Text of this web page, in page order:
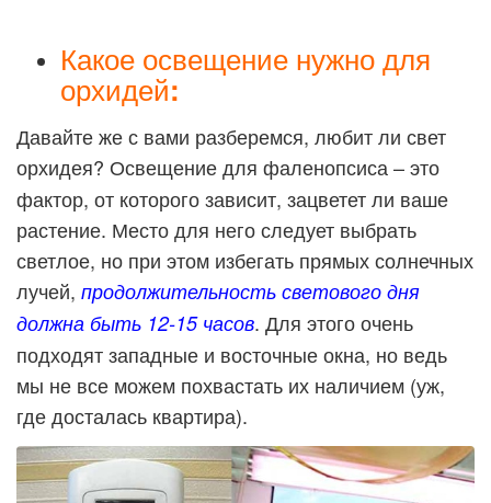
Какое освещение нужно для
орхидей:
Давайте же с вами разберемся, любит ли свет
орхидея? Освещение для фаленопсиса – это
фактор, от которого зависит, зацветет ли ваше
растение. Место для него следует выбрать
светлое, но при этом избегать прямых солнечных
лучей, продолжительность светового дня
должна быть 12-15 часов. Для этого очень
подходят западные и восточные окна, но ведь
мы не все можем похвастать их наличием (уж,
где досталась квартира).